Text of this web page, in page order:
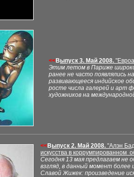
<<Выпуск 3. Май 2008. "
Этим летом в Париже
ранее не часто появлялись
развивающееся индийское
росте числа галерей и арт
художников на
<<Выпуск 2. Май 2008. "Алэн
искусства в коррумпированном
Сегодня 13 мая предлагаем не
взгляд, в данный момент
Славой Жижек: произведение